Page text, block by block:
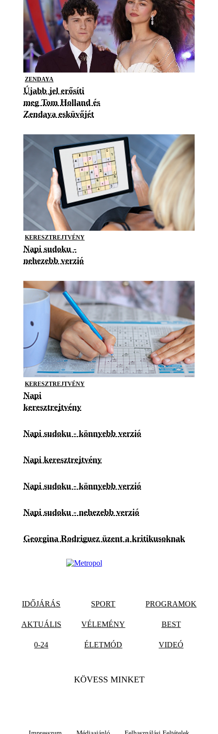
ZENDAYA
Újabb jel erősíti
meg Tom Holland és
Zendaya esküvőjét
KERESZTREJTVÉNY
Napi sudoku -
nehezebb verzió
KERESZTREJTVÉNY
Napi
keresztrejtvény
Napi sudoku - könnyebb verzió
Napi keresztrejtvény
Napi sudoku - könnyebb verzió
Napi sudoku - nehezebb verzió
Georgina Rodriguez üzent a kritikusoknak
IDŐJÁRÁS SPORT PROGRAMOK
AKTUÁLIS VÉLEMÉNY BEST
0-24 ÉLETMÓD VIDEÓ
KÖVESS MINKET